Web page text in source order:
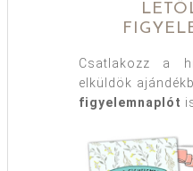
Csatlakozz a
elküldök
figyelemnaplót